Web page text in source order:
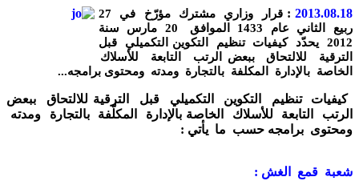
2013.08.18
:
قرار وزاري مشترك مؤرّخ في 27
ربيع الثاني عام 1433 الموافق 20 مارس سنة
2012 يحدّد كيفيات تنظيم التكوين
التكميلي قبل
الترقية للالتحاق ببعض الرتب التابعة للأسلاك
الخاصة بالإدارة المكلفة بالتجارة ومدته ومحتوى برامجه...
كيفيات تنظيم التكوين التكميلي قبل الترقية للالتحاق ببعض
الرتب التابعة للأسلاك الخاصة بالإدارة المكلّفة بالتجارة ومدته
ومحتوى برامجه حسب ما يأتي :
شعبة قمع الغش :